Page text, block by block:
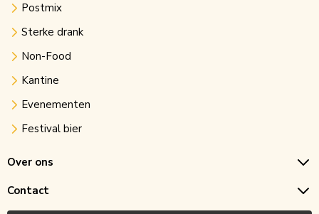
Postmix
Sterke drank
Non-Food
Kantine
Evenementen
Festival bier
Over ons
Contact